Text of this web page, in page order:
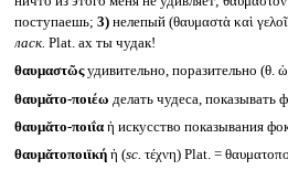
поступаешь; 3)нелепый (θαυμαστὰ καὶ
ласк. Plat. ах ты чудак!
θαυμαστῶςудивительно, поразительно (θ.
θαυμᾰτο-ποιέω делать чудеса, показывать
θαυμᾰτο-ποιΐα ἡ искусство показывания
θαυμᾰτοποιϊκή ἡ (sc. τέχνη) Plat. =